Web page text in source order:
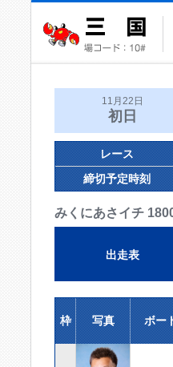
11月22日
初日
レース
締切予定時刻
みくにあさイチ
出走表
枠 写真 ボー